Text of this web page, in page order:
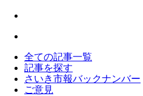
全ての記事一覧
記事を探す
さいき市報バックナンバー
ご意見